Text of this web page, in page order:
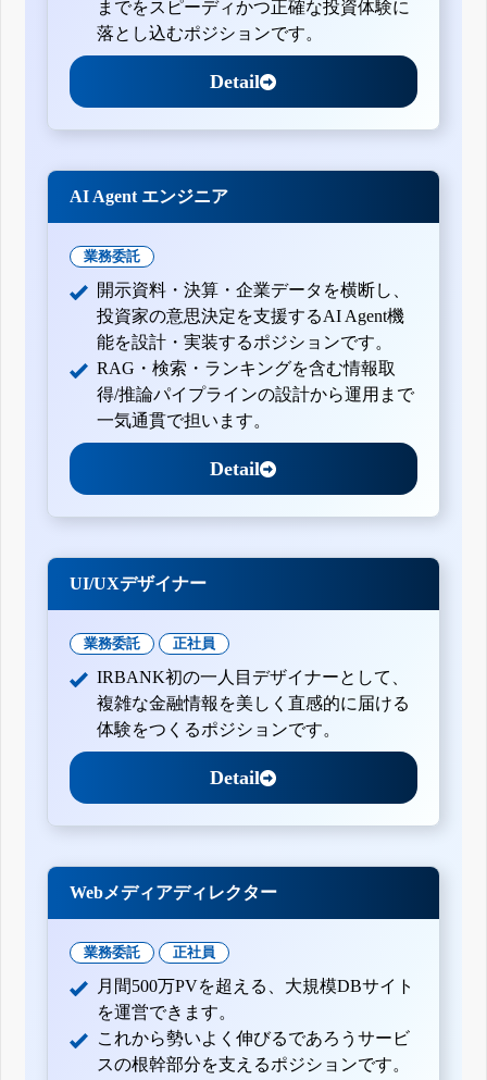
までをスピーディかつ正確な投資体験に
落とし込むポジションです。
Detail
AI Agent エンジニア
業務委託
開示資料・決算・企業データを横断し、
投資家の意思決定を支援するAI Agent機
能を設計・実装するポジションです。
RAG・検索・ランキングを含む情報取
得/推論パイプラインの設計から運用まで
一気通貫で担います。
Detail
UI/UXデザイナー
業務委託 正社員
IRBANK初の一人目デザイナーとして、
複雑な金融情報を美しく直感的に届ける
体験をつくるポジションです。
Detail
Webメディアディレクター
業務委託 正社員
月間500万PVを超える、大規模DBサイト
を運営できます。
これから勢いよく伸びるであろうサービ
スの根幹部分を支えるポジションです。